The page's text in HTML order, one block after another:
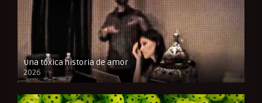
Una tóxica historia de amor
2026
FULL HD